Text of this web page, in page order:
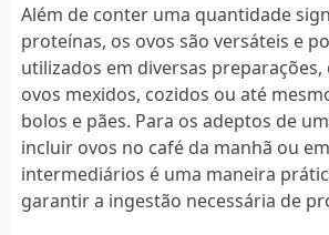
Além de conter uma quantidade
proteínas, os ovos são versáteis e
utilizados em diversas
ovos mexidos, cozidos ou até
bolos e pães. Para os adeptos de
incluir ovos no café da manhã ou
intermediários é uma maneira
garantir a ingestão necessária de